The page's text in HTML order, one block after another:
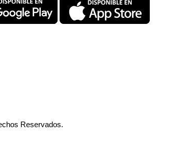
Reservados.